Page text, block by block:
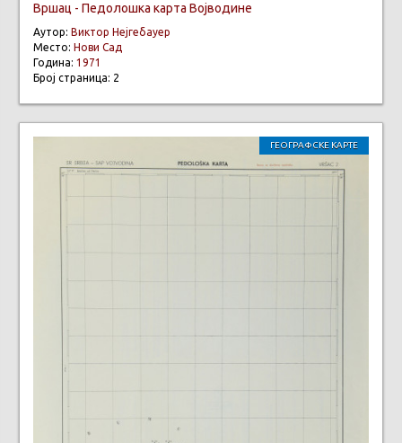
Вршац - Педолошка карта Војводине
Аутор: Виктор Нејгебауер
Место: Нови Сад
Година: 1971
Број страница: 2
ГЕОГРАФСКЕ КАРТЕ